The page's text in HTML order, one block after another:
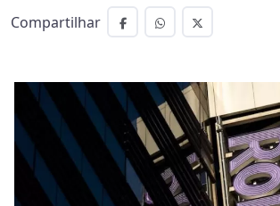
Compartilhar